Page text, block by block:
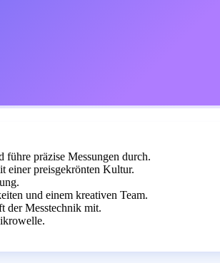
präzise Messungen durch.
einer preisgekrönten Kultur.
und einem kreativen Team.
der Messtechnik mit.